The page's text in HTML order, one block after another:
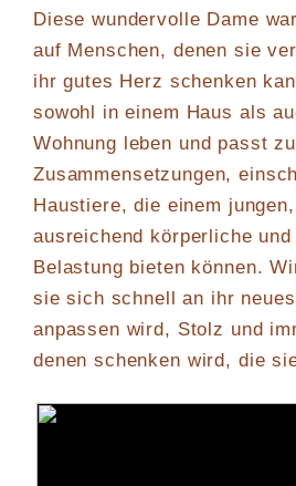
Diese wundervolle Dame
auf Menschen, denen sie
ihr gutes Herz schenken
sowohl in einem Haus als
Wohnung leben und passt
Zusammensetzungen,
Haustiere, die einem
ausreichend körperliche
Belastung bieten können.
sie sich schnell an ihr
anpassen wird, Stolz und
denen schenken wird, die